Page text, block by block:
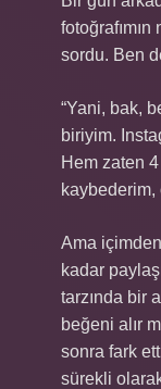
fotoğrafımın
sordu. Ben
“Yani, bak,
biriyim.
Hem zaten
kaybederim,
Ama
kadar
tarzında bir
beğeni alır
sonra fark
sürekli